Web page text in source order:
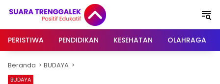
PERISTIWA
PENDIDIKAN KESEHATAN OLAHRAGA
Beranda BUDAYA
BUDAYA